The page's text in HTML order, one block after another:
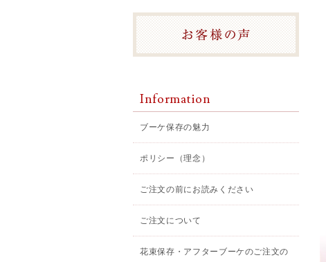
Information
ブーケ保存の魅力
ポリシー（理念）
ご注文の前にお読みください
ご注文について
花束保存・アフターブーケのご注文の